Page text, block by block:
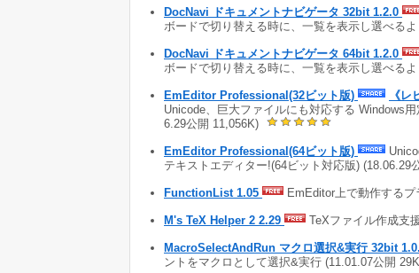
DocNavi ドキュメントナビゲータ 32bit 1.2.0
ボードで切り替える時に、一覧を表示し選べる
DocNavi ドキュメントナビゲータ 64bit 1.2.0
ボードで切り替える時に、一覧を表示し選べる
EmEditor Professional(32ビット版)
《レ
Unicode、巨大ファイルにも対応する Windows
6.29公開 11,056K)
EmEditor Professional(64ビット版)
テキストエディター!(64ビット対応版) (18.06.29
FunctionList 1.05 EmEditor上で動作する
M's TeX Helper 2 2.29 TeXファイル作成支
MacroSelectAndRun マクロ選択&実行 32bit
ントをマクロとして選択&実行 (11.01.07公開